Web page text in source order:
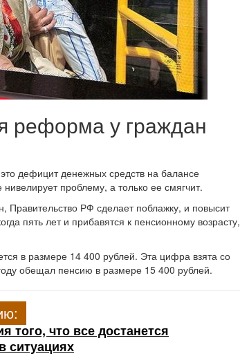
реформа у граждан
дефицит денежных средств на балансе
проблему, а только ее смягчит.
РФ сделает поблажку, и повысит
пять лет и прибавятся к пенсионному возрасту,
в размере 14 400 рублей. Эта цифра взята со
обещал пенсию в размере 15 400 рублей.
того, что все достанется
ситуациях